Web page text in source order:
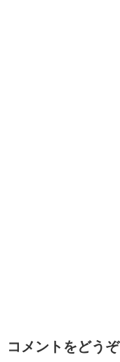
コメントをどうぞ